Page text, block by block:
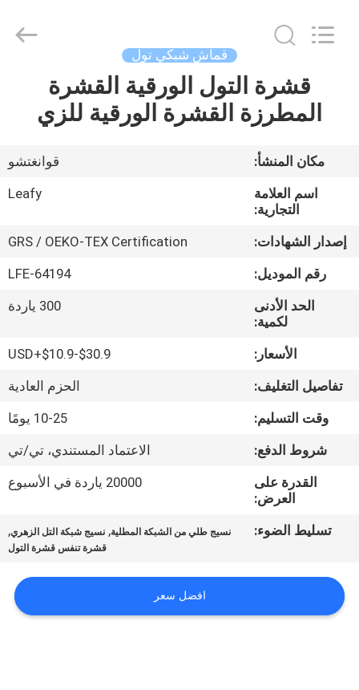
منزل
حول
جولة
ضبط
الجودة
اتصل
أخبار
طلب
اقتباس
قماش شبكي تول
قشرة التول الورقية القشرة
المطرزة القشرة الورقية للزي
مكان المنشأ:
قوانغتشو
اسم العلامة
التجارية:
Leafy
إصدار الشهادات:
GRS / OEKO-TEX Certification
رقم الموديل:
LFE-64194
الحد الأدنى
لكمية:
300 ياردة
الأسعار:
USD+$10.9-$30.9
تفاصيل التغليف:
الحزم العادية
وقت التسليم:
10-25 يومًا
شروط الدفع:
الاعتماد المستندي، تي/تي
القدرة على
العرض:
20000 ياردة في الأسبوع
تسليط الضوء: نسيج طلي من الشبكة المطلية, نسيج شبكة التل الزهري,
قشرة تنفس قشرة التول
افضل سعر